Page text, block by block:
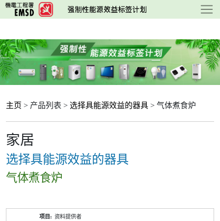
跳
至
要
内
容
主页 > 产品列表 > 选择具能源效益的器具 > 气体煮食炉
家居
选择具能源效益的器具
气体煮食炉
资料提供者